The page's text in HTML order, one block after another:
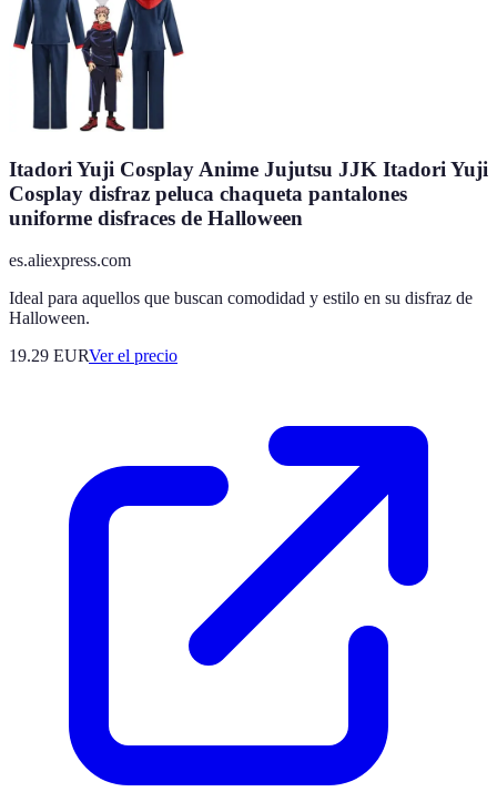
Itadori Yuji Cosplay Anime Jujutsu JJK Itadori Yuji
Cosplay disfraz peluca chaqueta pantalones
uniforme disfraces de Halloween
es.aliexpress.com
Ideal para aquellos que buscan comodidad y estilo en su disfraz de
Halloween.
19.29 EURVer el precio